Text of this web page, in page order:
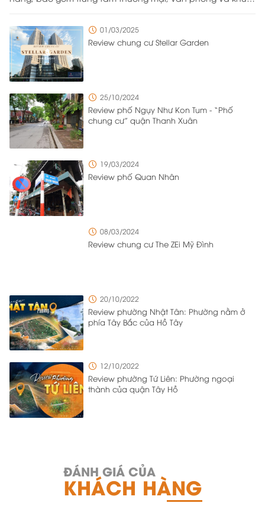
chủ đầu tư. Nằm ở vị trí đắc địa với bốn mặt giáp các
tuyến đường Nguyễn Huy Tưởng, Lê Văn Thiêm, Vũ Trọng
Phụng và Ngụy Như Kon Tum, dự án được bố trí tới 8 cổng
ra vào từ nhiều hướng khác nhau để đảm bảo việc di
chuyển ra vào trong khu đô thị diễn ra thuận tiện và có trật
tự. Với mật độ cư dân sinh sống và làm việc cao, chủ đầu
tư đã triển khai nhiều giải pháp quản lý tổng thể để quản
lý một cách hiệu quả và vẫn đảm bảo sự thuận tiện cho
cư dân sinh sống tại đây.
01/03/2025
Review chung cư Stellar Garden
25/10/2024
Review phố Ngụy Như Kon Tum - “Phố
chung cư” quận Thanh Xuân
19/03/2024
Review phố Quan Nhân
08/03/2024
Review chung cư The ZEi Mỹ Đình
20/10/2022
Review phường Nhật Tân: Phường nằm ở
phía Tây Bắc của Hồ Tây
12/10/2022
Review phường Tứ Liên: Phường ngoại
thành của quận Tây Hồ
ĐÁNH GIÁ CỦA
KHÁCH HÀNG